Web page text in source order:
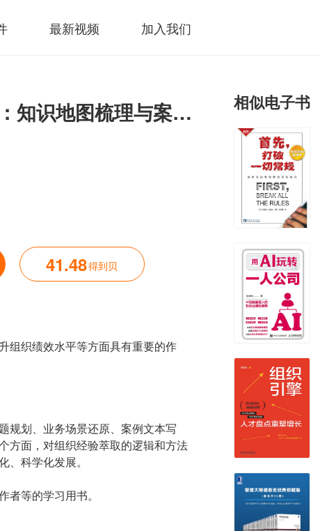
最新视频 加入我们
组织经验萃取：知识地图梳理与案例开发实战
41.48得到贝
组织绩效水平等方面具有重要的作
规划、业务场景还原、案例文本写
方面，对组织经验萃取的逻辑和方法
科学化发展。
等的学习用书。
相似电子书